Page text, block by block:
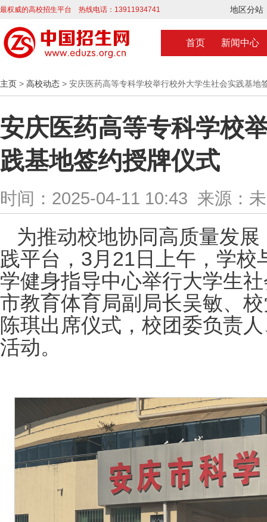
最权威的高校招生平台 热线电话：13911934741 地区分站
首页 新闻中心
主页 > 高校动态 > 安庆医药高等专科学校举行校外大学生社会实践基地
安庆医药高等专科学校
践基地签约授牌仪式
时间：2025-04-11 10:43 来源：
为推动校地协同高质量发
践平台，3月21日上午，学校
学健身指导中心举行大学生
市教育体育局副局长吴敏、
陈琪出席仪式，校团委负责
活动。